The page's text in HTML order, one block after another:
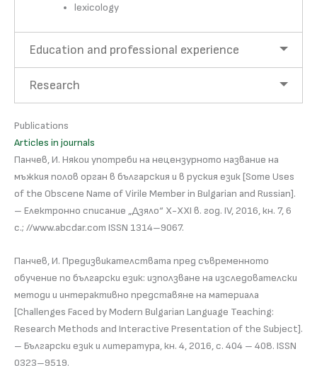
lexicology
Education and professional experience
Research
Publications
Articles in journals
Панчев, И. Някои употреби на нецензурното название на
мъжкия полов орган в българския и в руския език [Some Uses
of the Obscene Name of Virile Member in Bulgarian and Russian].
– Електронно списание „Дзяло“ Х-ХХI в. год. IV, 2016, кн. 7, 6
с.; //www.abcdar.com ISSN 1314–9067.
Панчев, И. Предизвикателствата пред съвременното
обучение по български език: използване на изследователски
методи и интерактивно представяне на материала
[Challenges Faced by Modern Bulgarian Language Teaching:
Research Methods and Interactive Presentation of the Subject].
– Български език и литература, кн. 4, 2016, с. 404 – 408. ISSN
0323–9519.